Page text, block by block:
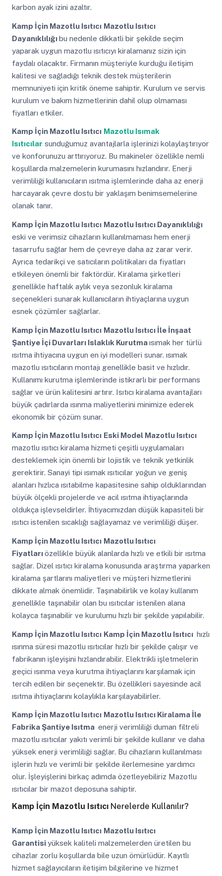
karbon ayak izini azaltır.
Kamp İçin Mazotlu Isıtıcı Mazotlu Isıtıcı
Dayanıklılığıbu nedenle dikkatli bir şekilde seçim
yaparak uygun mazotlu ısıtıcıyı kiralamanız sizin için
faydalı olacaktır. Firmanın müşteriyle kurduğu iletişim
kalitesi ve sağladığı teknik destek müşterilerin
memnuniyeti için kritik öneme sahiptir. Kurulum ve servis
kurulum ve bakım hizmetlerinin dahil olup olmaması
fiyatları etkiler.
Kamp İçin Mazotlu Isıtıcı Mazotlu Isımak
Isıtıcılar sunduğumuz avantajlarla işlerinizi kolaylaştırıyor
ve konforunuzu arttırıyoruz. Bu makineler özellikle nemli
koşullarda malzemelerin kurumasını hızlandırır. Enerji
verimliliği kullanıcıların ısıtma işlemlerinde daha az enerji
harcayarak çevre dostu bir yaklaşım benimsemelerine
olanak tanır.
Kamp İçin Mazotlu Isıtıcı Mazotlu Isıtıcı Dayanıklılığı
eski ve verimsiz cihazların kullanılmaması hem enerji
tasarrufu sağlar hem de çevreye daha az zarar verir.
Ayrıca tedarikçi ve satıcıların politikaları da fiyatları
etkileyen önemli bir faktördür. Kiralama şirketleri
genellikle haftalık aylık veya sezonluk kiralama
seçenekleri sunarak kullanıcıların ihtiyaçlarına uygun
esnek çözümler sağlarlar.
Kamp İçin Mazotlu Isıtıcı Mazotlu Isıtıcı İle İnşaat
Şantiye İçi Duvarları Islaklık Kurutmaısımak her türlü
ısıtma ihtiyacına uygun en iyi modelleri sunar. ısımak
mazotlu ısıtıcıların montajı genellikle basit ve hızlıdır.
Kullanımı kurutma işlemlerinde istikrarlı bir performans
sağlar ve ürün kalitesini artırır. Isıtıcı kiralama avantajları
büyük çadırlarda ısınma maliyetlerini minimize ederek
ekonomik bir çözüm sunar.
Kamp İçin Mazotlu Isıtıcı Eski Model Mazotlu Isıtıcı
mazotlu ısıtıcı kiralama hizmeti çeşitli uygulamaları
desteklemek için önemli bir lojistik ve teknik yetkinlik
gerektirir. Sanayi tipi ısımak ısıtıcılar yoğun ve geniş
alanları hızlıca ısıtabilme kapasitesine sahip olduklarından
büyük ölçekli projelerde ve acil ısıtma ihtiyaçlarında
oldukça işlevseldirler. İhtiyacımızdan düşük kapasiteli bir
ısıtıcı istenilen sıcaklığı sağlayamaz ve verimliliği düşer.
Kamp İçin Mazotlu Isıtıcı Mazotlu Isıtıcı
Fiyatlarıözellikle büyük alanlarda hızlı ve etkili bir ısıtma
sağlar. Dizel ısıtıcı kiralama konusunda araştırma yaparken
kiralama şartlarını maliyetleri ve müşteri hizmetlerini
dikkate almak önemlidir. Taşınabilirlik ve kolay kullanım
genellikle taşınabilir olan bu ısıtıcılar istenilen alana
kolayca taşınabilir ve kurulumu hızlı bir şekilde yapılabilir.
Kamp İçin Mazotlu Isıtıcı Kamp İçin Mazotlu Isıtıcı hızlı
ısınma süresi mazotlu ısıtıcılar hızlı bir şekilde çalışır ve
fabrikanın işleyişini hızlandırabilir. Elektrikli işletmelerin
geçici ısınma veya kurutma ihtiyaçlarını karşılamak için
tercih edilen bir seçenektir. Bu özellikleri sayesinde acil
ısıtma ihtiyaçlarını kolaylıkla karşılayabilirler.
Kamp İçin Mazotlu Isıtıcı Mazotlu Isıtıcı Kiralama İle
Fabrika Şantiye Isıtma enerji verimliliği duman filtreli
mazotlu ısıtıcılar yakıtı verimli bir şekilde kullanır ve daha
yüksek enerji verimliliği sağlar. Bu cihazların kullanılması
işlerin hızlı ve verimli bir şekilde ilerlemesine yardımcı
olur. İşleyişlerini birkaç adımda özetleyebiliriz Mazotlu
ısıtıcılar bir mazot deposuna sahiptir.
Kamp İçin Mazotlu IsıtıcıNerelerde Kullanılır?
Kamp İçin Mazotlu Isıtıcı Mazotlu Isıtıcı
Garantisiyüksek kaliteli malzemelerden üretilen bu
cihazlar zorlu koşullarda bile uzun ömürlüdür. Kayıtlı
hizmet sağlayıcıların iletişim bilgilerine ve hizmet